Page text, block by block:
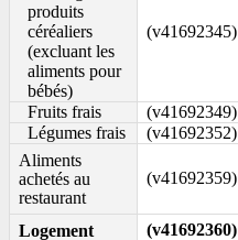
produits
céréaliers
(excluant les
aliments pour
bébés)
(v41692345)
Fruits frais (v41692349)
Légumes frais
(v41692352)
Aliments
achetés au
restaurant
(v41692359)
Logement (v41692360)